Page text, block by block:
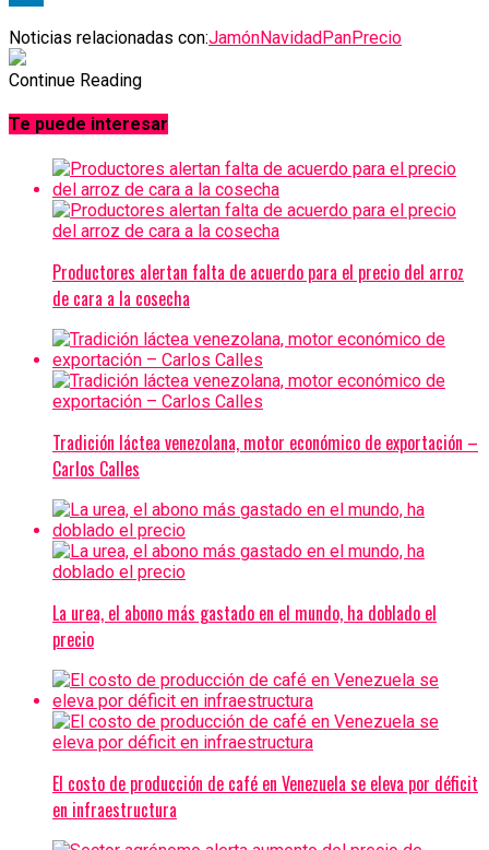
Noticias relacionadas con:JamónNavidadPanPrecio
Continue Reading
Te puede interesar
Productores alertan falta de acuerdo para el precio del arroz
de cara a la cosecha
Tradición láctea venezolana, motor económico de exportación –
Carlos Calles
La urea, el abono más gastado en el mundo, ha doblado el
precio
El costo de producción de café en Venezuela se eleva por déficit
en infraestructura